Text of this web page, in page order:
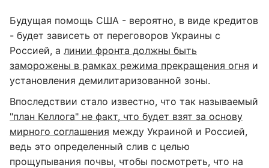
Будущая помощь США - вероятно, в виде кредитов
- будет зависеть от переговоров Украины с
Россией, а линии фронта должны быть
заморожены в рамках режима прекращения огня и
установления демилитаризованной зоны.
Впоследствии стало известно, что так называемый
"план Келлога" не факт, что будет взят за основу
мирного соглашения между Украиной и Россией,
ведь это определенный слив с целью
прощупывания почвы, чтобы посмотреть, что на